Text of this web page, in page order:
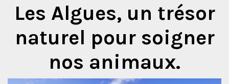
Les Algues, un trésor
naturel pour soigner
nos animaux.